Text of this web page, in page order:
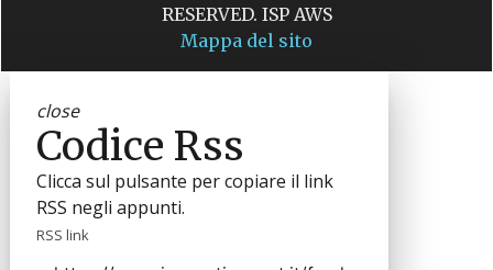
RESERVED. ISP AWS
Mappa del sito
close
Codice Rss
Clicca sul pulsante per copiare il link
RSS negli appunti.
RSS link